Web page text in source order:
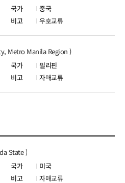
중국
우호교류
필리핀
Metro Manila Region )
자매교류
미국
State )
자매교류